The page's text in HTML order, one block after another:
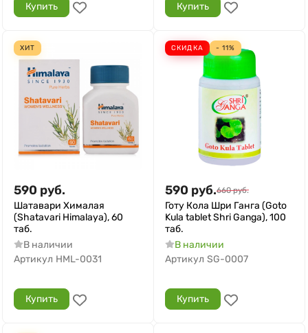
Купить Купить
ХИТ
590 руб.
Шатавари Хималая
(Shatavari Himalaya), 60
таб.
В наличии
Артикул HML-0031
Купить
СКИДКА - 11%
590 руб.660 руб.
Готу Кола Шри Ганга (Goto
Kula tablet Shri Ganga), 100
таб.
В наличии
Артикул SG-0007
Купить